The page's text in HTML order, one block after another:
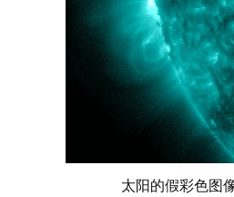
太阳的假彩色图